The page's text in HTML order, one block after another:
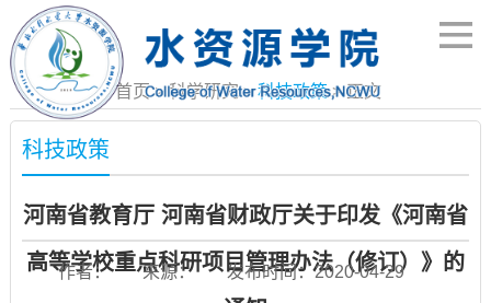
当前位置：首页>科学研究>科技政策> 正文
科技政策
河南省教育厅 河南省财政厅关于印发《河南省
高等学校重点科研项目管理办法（修订）》的
作者： 来源： 发布时间：2020-04-29